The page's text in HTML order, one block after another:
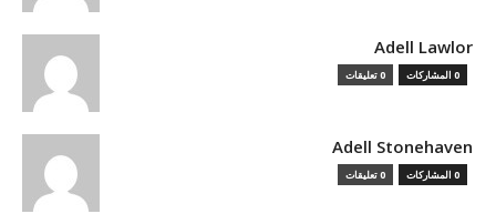
Adell Lawlor
0 المشاركات 0 تعليقات
Adell Stonehaven
0 المشاركات 0 تعليقات